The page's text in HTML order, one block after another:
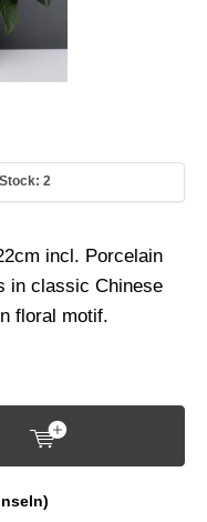
Stock: 2
incl. Porcelain
in classic Chinese
floral motif.